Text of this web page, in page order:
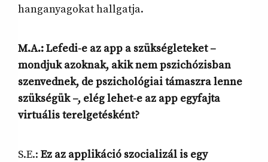
hanganyagokat hallgatja.
M.A.: Lefedi-e az app a szükségleteket –
mondjuk azoknak, akik nem pszichózisban
szenvednek, de pszichológiai támaszra lenne
szükségük –, elég lehet-e az app egyfajta
virtuális terelgetésként?
S.E.: Ez az applikáció szocializál is egy